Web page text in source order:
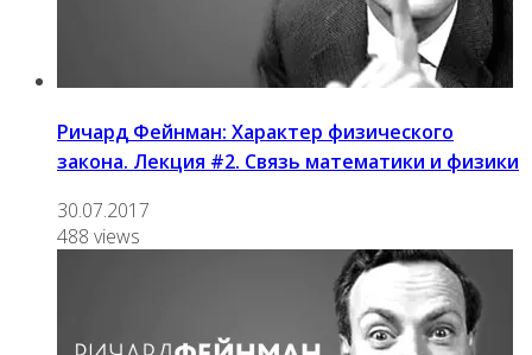
Ричард Фейнман: Характер физического
закона. Лекция #2. Связь математики и физики
30.07.2017
488 views